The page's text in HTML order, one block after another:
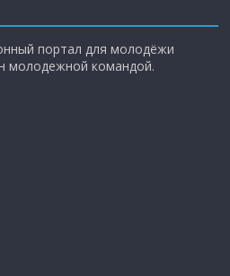
портал для молодёжи
молодежной командой.